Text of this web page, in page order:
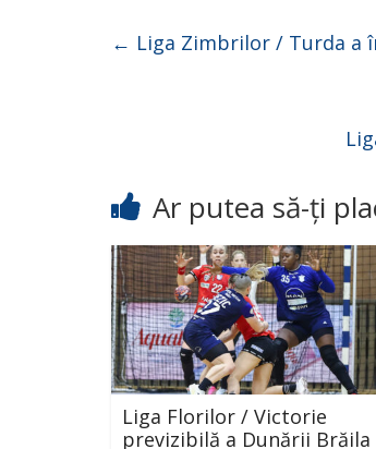
← Liga Zimbrilor / Turda a
Ar putea să-ți
Liga Florilor / Victorie
previzibilă a Dunării Brăila